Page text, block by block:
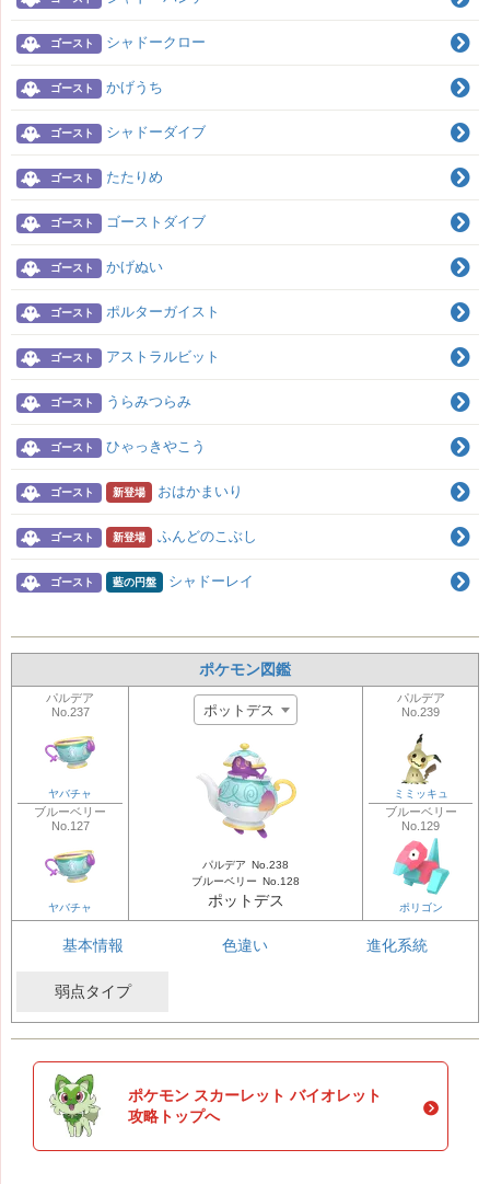
ゴースト シャドークロー
ゴースト かげうち
ゴースト シャドーダイブ
ゴースト たたりめ
ゴースト ゴーストダイブ
ゴースト かげぬい
ゴースト ポルターガイスト
ゴースト アストラルビット
ゴースト うらみつらみ
ゴースト ひゃっきやこう
ゴースト 新登場 おはかまいり
ゴースト 新登場 ふんどのこぶし
ゴースト 藍の円盤 シャドーレイ
ポケモン図鑑
パルデア
No.237
ヤバチャ
ブルーベリー
No.127
ヤバチャ
ポットデス
パルデア No.238
ブルーベリー No.128
ポットデス
パルデア
No.239
ミミッキュ
ブルーベリー
No.129
ポリゴン
基本情報 色違い 進化系統
弱点タイプ
ポケモン スカーレット バイオレット
攻略トップへ